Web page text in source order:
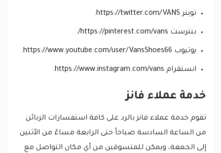
تويتر https://twitter.com/VANS.
بنترست https://pinterest.com/vans/.
يوتيوب https://www.youtube.com/user/VansShoes66.
انستقرام https://www.instagram.com/vans.
خدمة عملاء فانز
تقوم خدمة عملاء فانز بالرد على كافة استفسارات الزبائن
من الساعة السادسة صباحاً حتى الرابعة مساءً من الأثنين
إلى الجمعة، ويمكن للمتسوقين من أي مكان التواصل مع